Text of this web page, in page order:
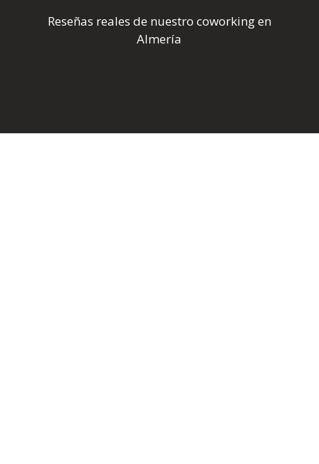
Reseñas reales de nuestro coworking en
Almería